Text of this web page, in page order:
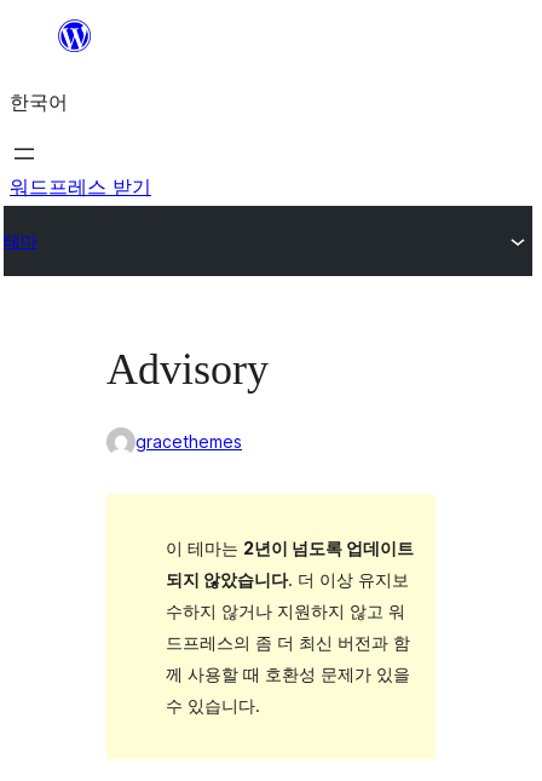
츠
로
바
가
한국어
워드프레스 받기
테마
Advisory
gracethemes
이 테마는 2년이 넘도록 업데이트
되지 않았습니다. 더 이상 유지보
수하지 않거나 지원하지 않고 워
드프레스의 좀 더 최신 버전과 함
께 사용할 때 호환성 문제가 있을
수 있습니다.